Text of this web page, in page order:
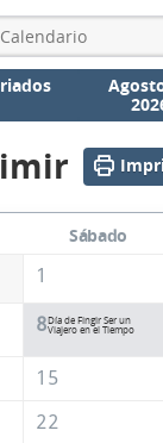
Sábado
1
8Día de Fingir Ser un
Viajero en el Tiempo
15
22